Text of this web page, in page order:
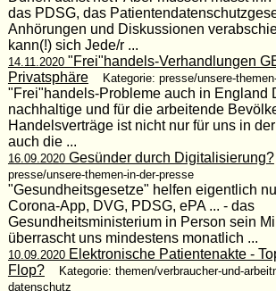
das PDSG, das
Anhörungen und Diskussionen
kann(!) sich Jede/r ...
14.11.2020"Frei"handels-Verhandlungen
Privatsphäre
Kategorie: presse/unsere-
"Frei"handels-Probleme auch in England
nachhaltige und für die arbeitende
Handelsverträge ist nicht nur für uns in
auch die ...
16.09.2020Gesünder durch Digitalisierung?
presse/unsere-themen-in-der-presse
"Gesundheitsgesetze" helfen eigentlich
Corona-App, DVG, PDSG, ePA ... - das
Gesundheitsministerium in Person sein
überrascht uns mindestens monatlich ...
10.09.2020Elektronische Patientenakte -
Flop?
Kategorie: themen/verbraucher-und-
datenschutz